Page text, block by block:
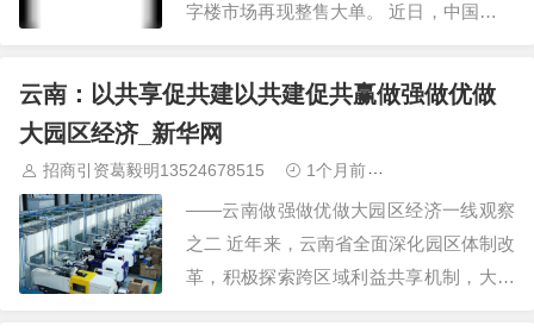
字楼市场再现整售大单。 近日，中国金茂
运中心1号写字楼整售予国家投资开发公
司，作价52.88亿元，单价超过每平方米8
万元。该栋写字楼是上海国际航运中心1
号楼…
云南：以共享促共建以共建促共赢做强做优做
大园区经济_新华网
招商引资葛毅明13524678515 1个月前
——云南做强做优做大园区经济一线观察
之二 近年来，云南省全面深化园区体制改
革，积极探索跨区域利益共享机制，大力